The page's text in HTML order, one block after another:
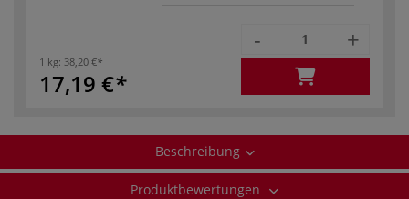
1 kg: 38,20 €
17,19 €
- +
Beschreibung
Produktbewertungen